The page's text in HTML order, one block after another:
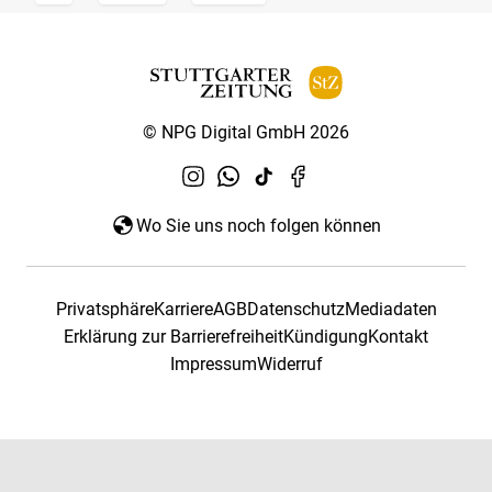
© NPG Digital GmbH 2026
Wo Sie uns noch folgen können
PrivatsphäreKarriereAGBDatenschutzMediadaten
Erklärung zur BarrierefreiheitKündigungKontakt
ImpressumWiderruf